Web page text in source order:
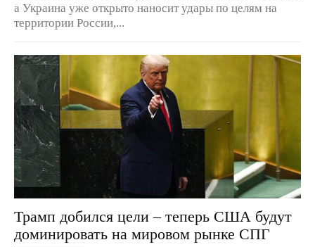
а Украина уже открыто наносит удары по целям на
территории России,...
Трамп добился цели – теперь США будут
доминировать на мировом рынке СПГ